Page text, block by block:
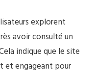
explorent
avoir consulté un
indique que le site
et engageant pour